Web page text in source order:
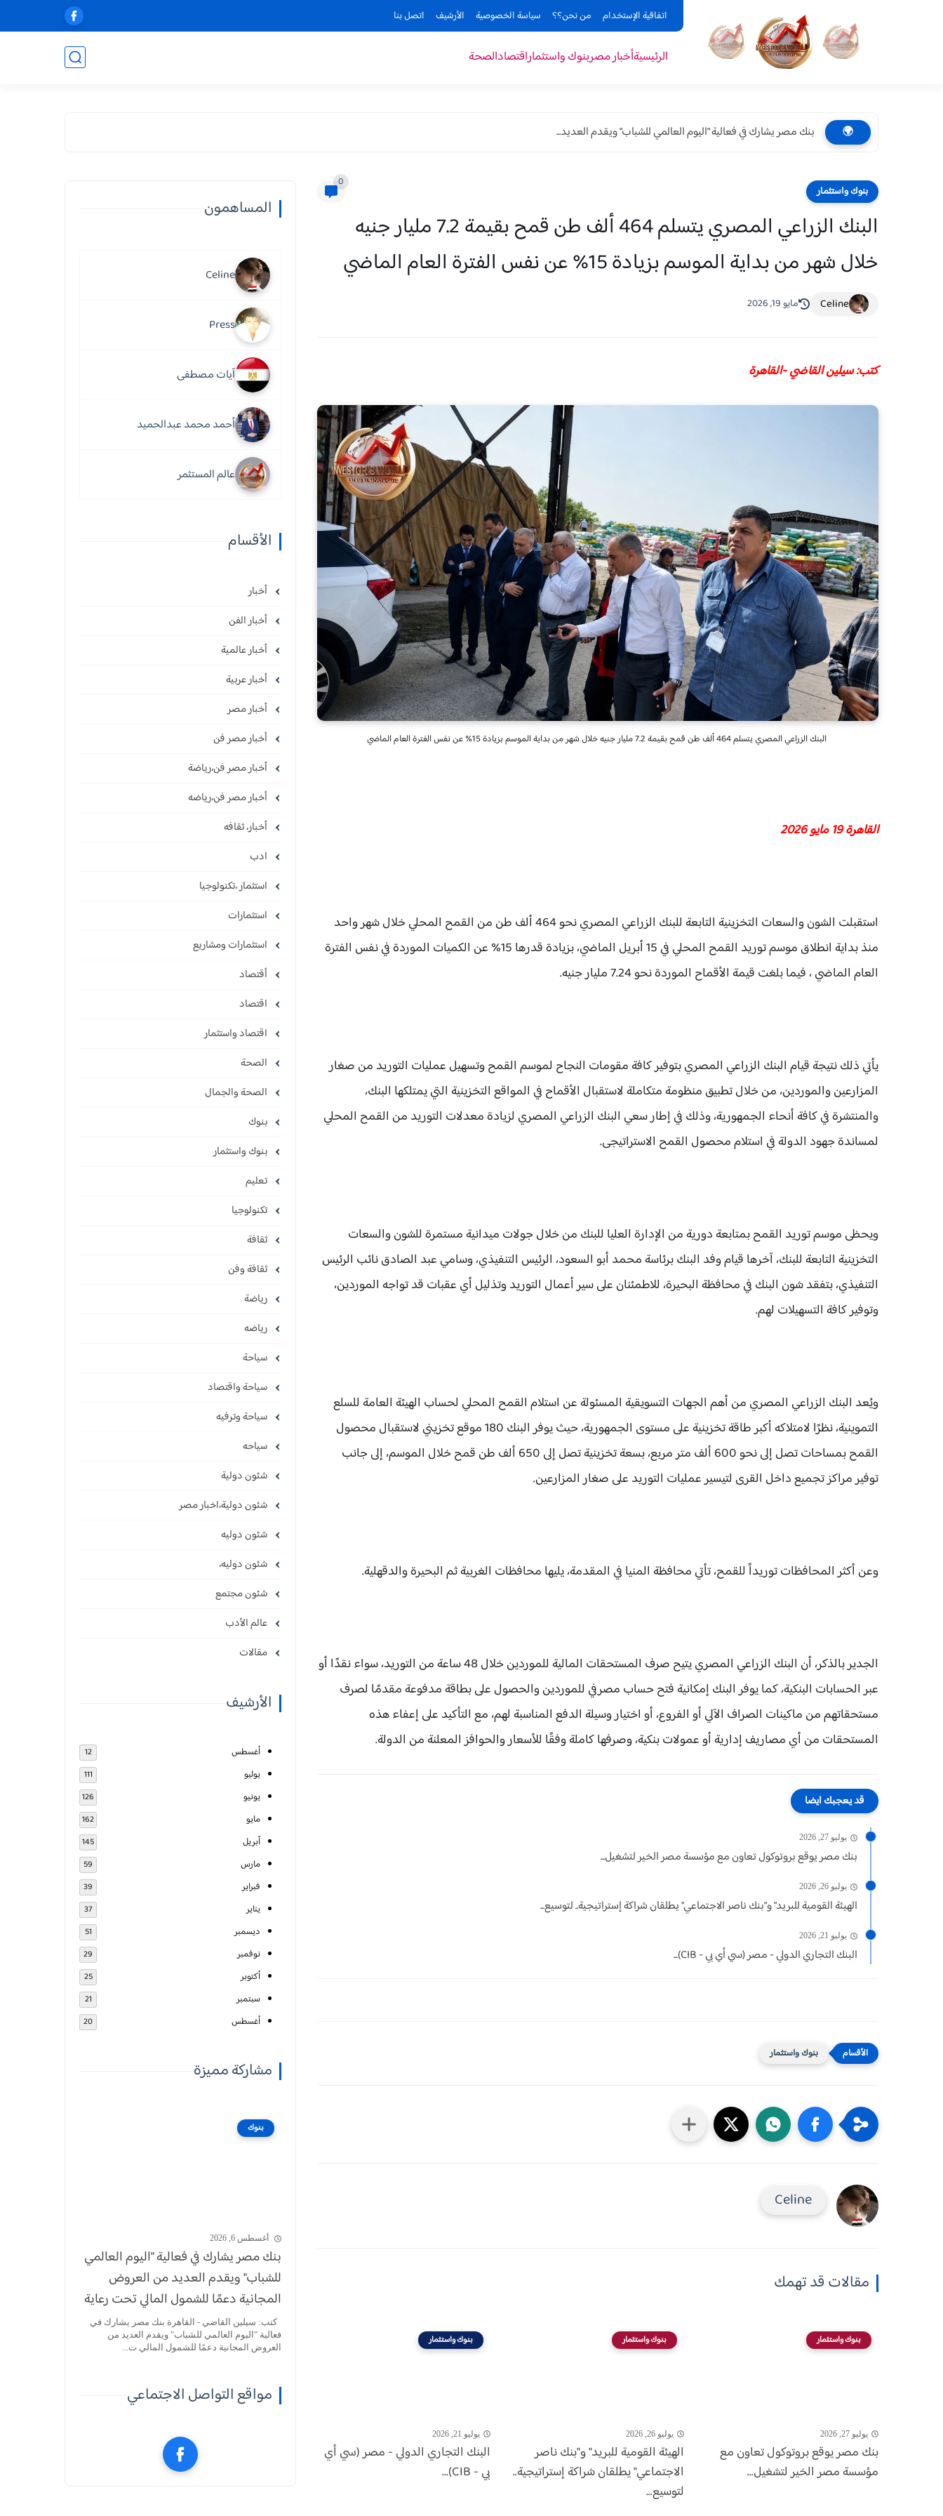
اتفاقية الإستخدام من نحن؟؟ سياسة الخصوصية الأرشيف اتصل بنا
الرئيسيةأخبار مصربنوك واستثماراقتصادالصحة
🌍 بنك مصر يشارك في فعالية "اليوم العالمي للشباب" ويقدم العديد...
بنوك واستثمار
0
البنك الزراعي المصري يتسلم 464 ألف طن قمح بقيمة 7.2 مليار جنيه
خلال شهر من بداية الموسم بزيادة 15% عن نفس الفترة العام الماضي
Celine مايو 19, 2026
كتب: سيلين القاضي -القاهرة
البنك الزراعي المصري يتسلم 464 ألف طن قمح بقيمة 7.2 مليار جنيه خلال شهر من بداية الموسم بزيادة 15% عن نفس الفترة العام الماضي
القاهرة 19 مايو 2026
استقبلت الشون والسعات التخزينية التابعة للبنك الزراعي المصري نحو 464 ألف طن من القمح المحلي خلال شهر واحد
منذ بداية انطلاق موسم توريد القمح المحلي في 15 أبريل الماضي، بزيادة قدرها 15% عن الكميات الموردة في نفس الفترة
العام الماضي ، فيما بلغت قيمة الأقماح الموردة نحو 7.24 مليار جنيه.
يأتي ذلك نتيجة قيام البنك الزراعي المصري بتوفير كافة مقومات النجاح لموسم القمح وتسهيل عمليات التوريد من صغار
المزارعين والموردين، من خلال تطبيق منظومة متكاملة لاستقبال الأقماح في المواقع التخزينية التي يمتلكها البنك،
والمنتشرة في كافة أنحاء الجمهورية، وذلك في إطار سعي البنك الزراعي المصري لزيادة معدلات التوريد من القمح المحلي
لمساندة جهود الدولة في استلام محصول القمح الاستراتيجى.
ويحظى موسم توريد القمح بمتابعة دورية من الإدارة العليا للبنك من خلال جولات ميدانية مستمرة للشون والسعات
التخزينية التابعة للبنك، آخرها قيام وفد البنك برئاسة محمد أبو السعود، الرئيس التنفيذي، وسامي عبد الصادق نائب الرئيس
التنفيذي، بتفقد شون البنك في محافظة البحيرة، للاطمئنان على سير أعمال التوريد وتذليل أي عقبات قد تواجه الموردين،
وتوفير كافة التسهيلات لهم.
ويُعد البنك الزراعي المصري من أهم الجهات التسويقية المسئولة عن استلام القمح المحلي لحساب الهيئة العامة للسلع
التموينية، نظرًا لامتلاكه أكبر طاقة تخزينية على مستوى الجمهورية، حيث يوفر البنك 180 موقع تخزيني لاستقبال محصول
القمح بمساحات تصل إلى نحو 600 ألف متر مربع، بسعة تخزينية تصل إلى 650 ألف طن قمح خلال الموسم، إلى جانب
توفير مراكز تجميع داخل القرى لتيسير عمليات التوريد على صغار المزارعين.
وعن أكثر المحافظات توريداً للقمح، تأتي محافظة المنيا في المقدمة، يليها محافظات الغربية ثم البحيرة والدقهلية.
الجدير بالذكر، أن البنك الزراعي المصري يتيح صرف المستحقات المالية للموردين خلال 48 ساعة من التوريد، سواء نقدًا أو
عبر الحسابات البنكية، كما يوفر البنك إمكانية فتح حساب مصرفي للموردين والحصول على بطاقة مدفوعة مقدمًا لصرف
مستحقاتهم من ماكينات الصراف الآلي أو الفروع، أو اختيار وسيلة الدفع المناسبة لهم، مع التأكيد على إعفاء هذه
المستحقات من أي مصاريف إدارية أو عمولات بنكية، وصرفها كاملة وفقًا للأسعار والحوافز المعلنة من الدولة.
قد يعجبك ايضا
يوليو 27, 2026
بنك مصر يوقع بروتوكول تعاون مع مؤسسة مصر الخير لتشغيل...
يوليو 26, 2026
الهيئة القومية للبريد" و"بنك ناصر الاجتماعي" يطلقان شراكة إستراتيجية.. لتوسيع...
يوليو 21, 2026
البنك التجاري الدولي - مصر (سي أي بي - CIB)...
بنوك واستثمار
Celine
مقالات قد تهمك
بنوك واستثمار
يوليو 27, 2026
بنك مصر يوقع بروتوكول تعاون مع
مؤسسة مصر الخير لتشغيل...
بنوك واستثمار
يوليو 26, 2026
الهيئة القومية للبريد" و"بنك ناصر
الاجتماعي" يطلقان شراكة إستراتيجية..
لتوسيع...
بنوك واستثمار
يوليو 21, 2026
البنك التجاري الدولي - مصر (سي أي
بي - CIB)...
المساهمون
Celine
Press
آيات مصطفى
أحمد محمد عبدالحميد
عالم المستثمر
الأقسام
أخبار
أخبار الفن
أخبار عالمية
أخبار عربية
أخبار مصر
أخبار مصر فن
أخبار مصر فن،رياضة
أخبار مصر فن،رياضه
أخبار، ثقافه
ادب
استثمار ،تكنولوجيا
استثمارات
استثمارات ومشاريع
أقتصاد
اقتصاد
اقتصاد واستثمار
الصحة
الصحة والجمال
بنوك
بنوك واستثمار
تعليم
تكنولوجيا
ثقافة
ثقافة وفن
رياضة
رياضه
سياحة
سياحة واقتصاد
سياحة وترفيه
سياحه
شئون دولية
شئون دولية،اخبار مصر
شئون دوليه
شئون دوليه،
شئون مجتمع
عالم الأدب
مقالات
الأرشيف
أغسطس 12
يوليو 111
يونيو 126
مايو 162
أبريل 145
مارس 59
فبراير 39
يناير 37
ديسمبر 51
نوفمبر 29
أكتوبر 25
سبتمبر 21
أغسطس 20
مشاركة مميزة
بنوك
أغسطس 6, 2026
بنك مصر يشارك في فعالية "اليوم العالمي
للشباب" ويقدم العديد من العروض
المجانية دعمًا للشمول المالي تحت رعاية
البنك المركزي
كتب: سيلين القاضي - القاهرة بنك مصر يشارك في
فعالية "اليوم العالمي للشباب" ويقدم العديد من
العروض المجانية دعمًا للشمول المالي ت...
مواقع التواصل الاجتماعي